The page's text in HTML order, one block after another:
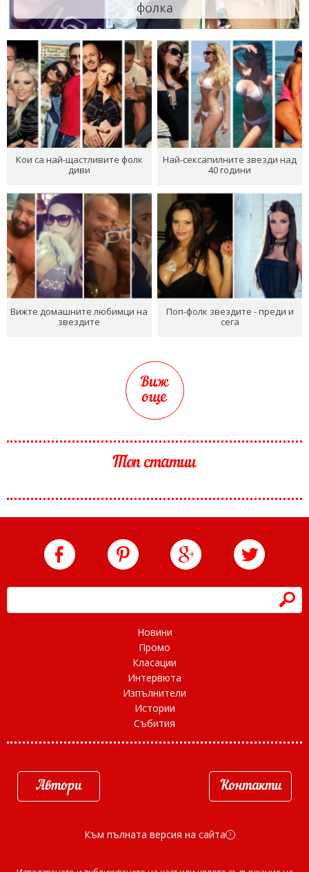
фолка
Кои са най-щастливите фолк
диви
Най-сексапилните звезди над
40 години
Вижте домашните любимци на
звездите
Поп-фолк звездите - преди и
сега
Виж
още
Топ статии
h
Новини
Промо
Класации
Интервюта
Изпълнители
Истории
Събития
Автори Контакти
Към пълната версия на сайта d